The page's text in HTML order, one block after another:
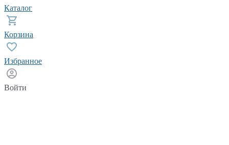
Каталог
Корзина
Избранное
Войти